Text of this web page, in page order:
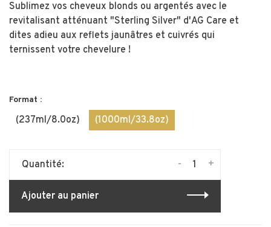
Sublimez vos cheveux blonds ou argentés avec le
revitalisant atténuant "Sterling Silver" d'AG Care et
dites adieu aux reflets jaunâtres et cuivrés qui
ternissent votre chevelure !
Format :
(237ml/8.0oz) (1000ml/33.8oz)
Quantité: +
-
Ajouter au panier